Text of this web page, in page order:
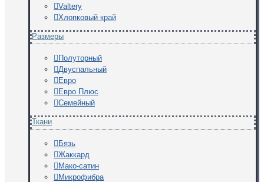
Valtery
Хлопковый край
Размеры
Полуторный
Двуспальный
Евро
Евро Плюс
Семейный
Ткани
Бязь
Жаккард
Мако-сатин
Микрофибра